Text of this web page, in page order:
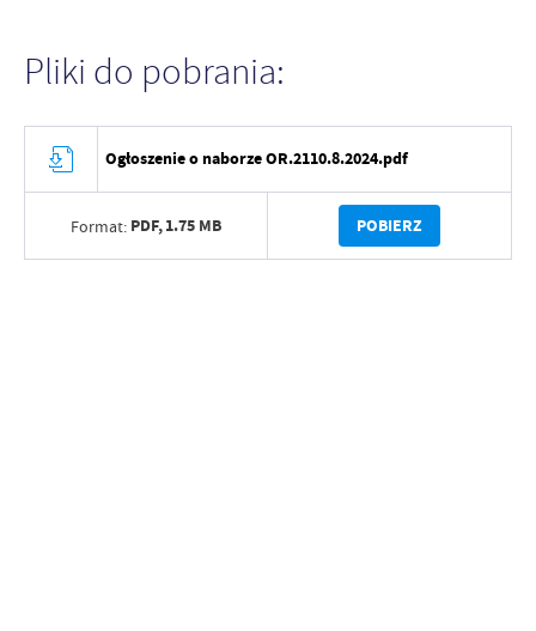
Pliki do pobrania:
Ogłoszenie o naborze OR.2110.8.2024.pdf
Format: PDF,1.75 MB POBIERZ